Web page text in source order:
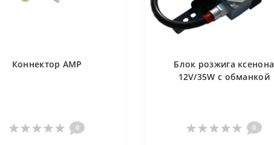
Коннектор AMP
0
Блок розжига ксенона
12V/35W с обманкой
0